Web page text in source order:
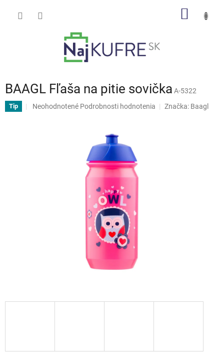
BAAGL Fľaša na pitie sovička A-5322
Tip
Priemerné
Neohodnotené Podrobnosti hodnotenia Značka: Baagl